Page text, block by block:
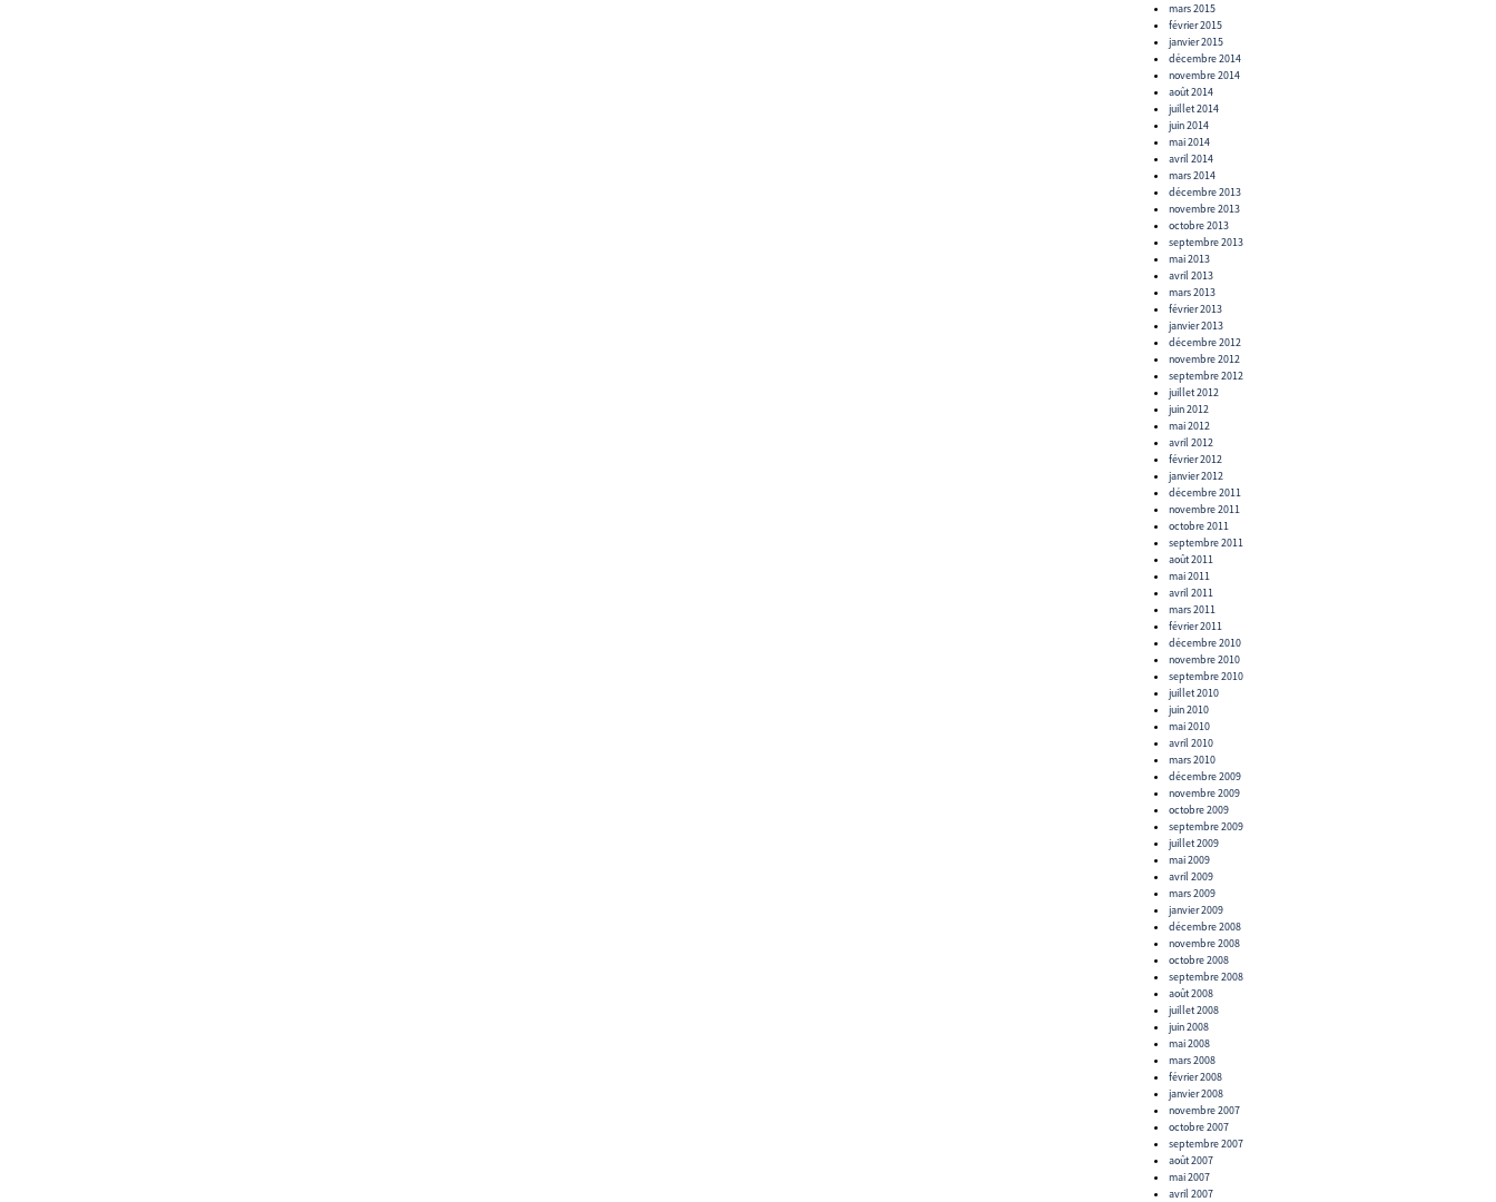
mars 2015
février 2015
janvier 2015
décembre 2014
novembre 2014
août 2014
juillet 2014
juin 2014
mai 2014
avril 2014
mars 2014
décembre 2013
novembre 2013
octobre 2013
septembre 2013
mai 2013
avril 2013
mars 2013
février 2013
janvier 2013
décembre 2012
novembre 2012
septembre 2012
juillet 2012
juin 2012
mai 2012
avril 2012
février 2012
janvier 2012
décembre 2011
novembre 2011
octobre 2011
septembre 2011
août 2011
mai 2011
avril 2011
mars 2011
février 2011
décembre 2010
novembre 2010
septembre 2010
juillet 2010
juin 2010
mai 2010
avril 2010
mars 2010
décembre 2009
novembre 2009
octobre 2009
septembre 2009
juillet 2009
mai 2009
avril 2009
mars 2009
janvier 2009
décembre 2008
novembre 2008
octobre 2008
septembre 2008
août 2008
juillet 2008
juin 2008
mai 2008
mars 2008
février 2008
janvier 2008
novembre 2007
octobre 2007
septembre 2007
août 2007
mai 2007
avril 2007